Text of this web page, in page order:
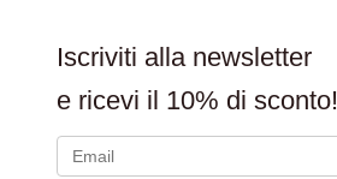
Iscriviti alla newsletter
e ricevi il 10% di sconto!